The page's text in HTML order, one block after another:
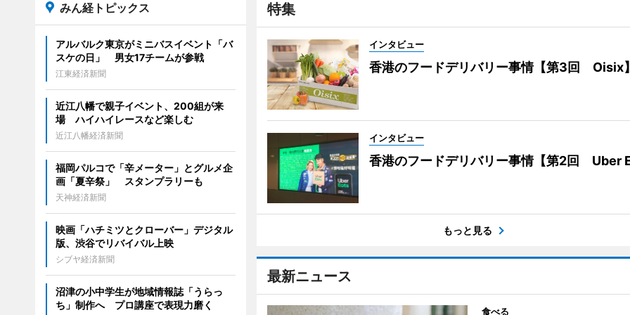
特集
インタビュー
香港のフードデリバリー事情【第3回 Oisix】
インタビュー
香港のフードデリバリー事情【第2回 Uber
もっと見る
最新ニュース
食べる
みん経トピックス
アルバルク東京がミニバスイベント「バ
スケの日」 男女17チームが参戦
江東経済新聞
近江八幡で親子イベント、200組が来
場 ハイハイレースなど楽しむ
近江八幡経済新聞
福岡パルコで「辛メーター」とグルメ企
画「夏辛祭」 スタンプラリーも
天神経済新聞
映画「ハチミツとクローバー」デジタル
版、渋谷でリバイバル上映
シブヤ経済新聞
沼津の小中学生が地域情報誌「うらっ
ち」制作へ プロ講座で表現力磨く